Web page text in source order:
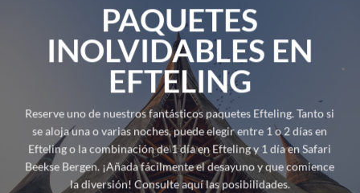
PAQUETES
INOLVIDABLES EN
EFTELING
Reserve uno de nuestros fantásticos paquetes Efteling. Tanto si
se aloja una o varias noches, puede elegir entre 1 o 2 días en
Efteling o la combinación de 1 día en Efteling y 1 día en Safari
Beekse Bergen. ¡Añada fácilmente el desayuno y que comience
la diversión! Consulte aquí las posibilidades.